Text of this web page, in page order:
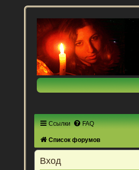
Ссылки FAQ
Список форумов
Вход